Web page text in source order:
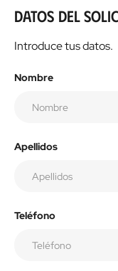
Datos del
Introduce tus datos.
Nombre
Apellidos
Teléfono